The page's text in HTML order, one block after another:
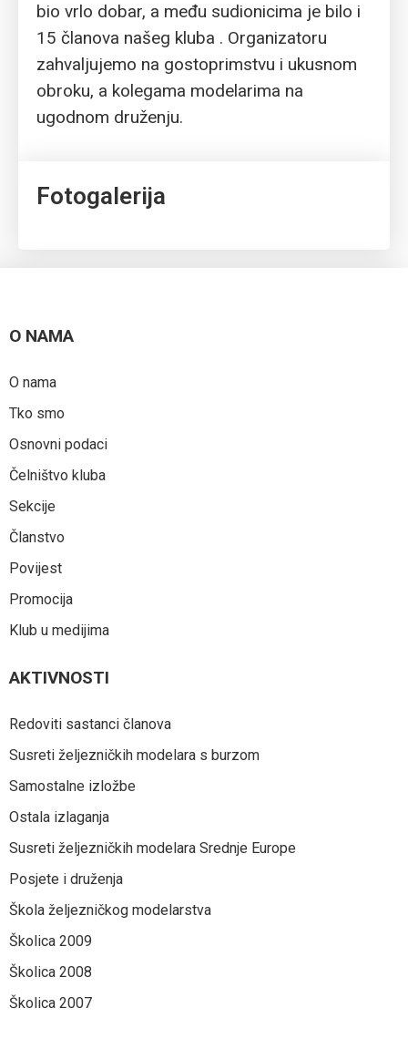
bio vrlo dobar, a među sudionicima je bilo i
15 članova našeg kluba . Organizatoru
zahvaljujemo na gostoprimstvu i ukusnom
obroku, a kolegama modelarima na
ugodnom druženju.
Fotogalerija
O NAMA
O nama
Tko smo
Osnovni podaci
Čelništvo kluba
Sekcije
Članstvo
Povijest
Promocija
Klub u medijima
AKTIVNOSTI
Redoviti sastanci članova
Susreti željezničkih modelara s burzom
Samostalne izložbe
Ostala izlaganja
Susreti željezničkih modelara Srednje Europe
Posjete i druženja
Škola željezničkog modelarstva
Školica 2009
Školica 2008
Školica 2007